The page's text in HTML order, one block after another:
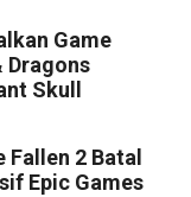
Game
Dragons
Skull
2 Batal
Epic Games